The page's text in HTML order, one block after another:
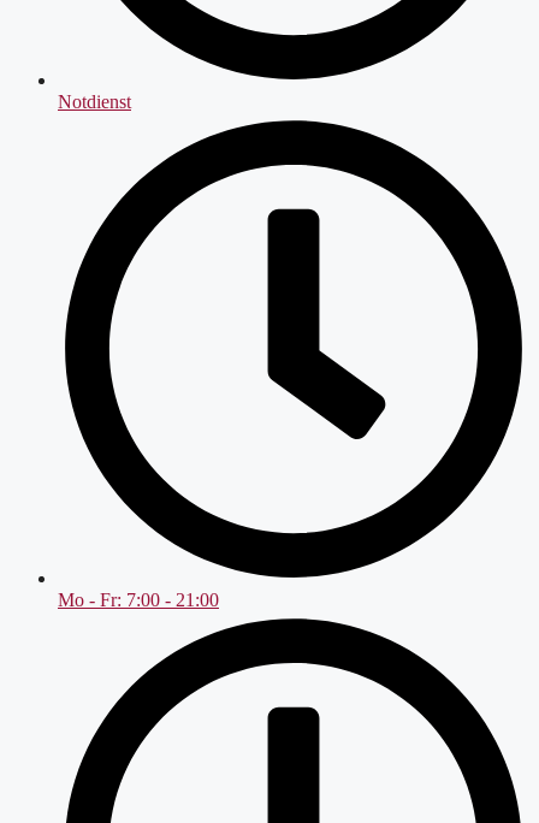
Notdienst
Mo - Fr: 7:00 - 21:00